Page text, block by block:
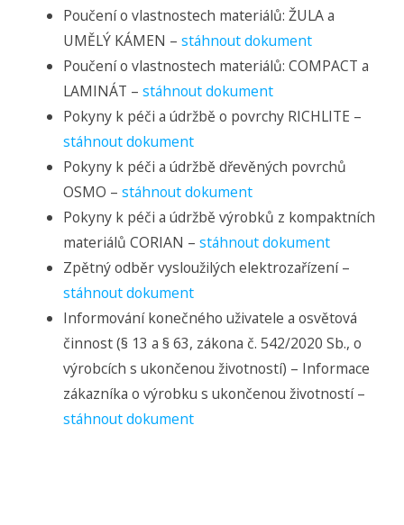
Poučení o vlastnostech materiálů: ŽULA a
UMĚLÝ KÁMEN – stáhnout dokument
Poučení o vlastnostech materiálů: COMPACT a
LAMINÁT – stáhnout dokument
Pokyny k péči a údržbě o povrchy RICHLITE –
stáhnout dokument
Pokyny k péči a údržbě dřevěných povrchů
OSMO – stáhnout dokument
Pokyny k péči a údržbě výrobků z kompaktních
materiálů CORIAN – stáhnout dokument
Zpětný odběr vysloužilých elektrozařízení –
stáhnout dokument
Informování konečného uživatele a osvětová
činnost (§ 13 a § 63, zákona č. 542/2020 Sb., o
výrobcích s ukončenou životností) – Informace
zákazníka o výrobku s ukončenou životností –
stáhnout dokument